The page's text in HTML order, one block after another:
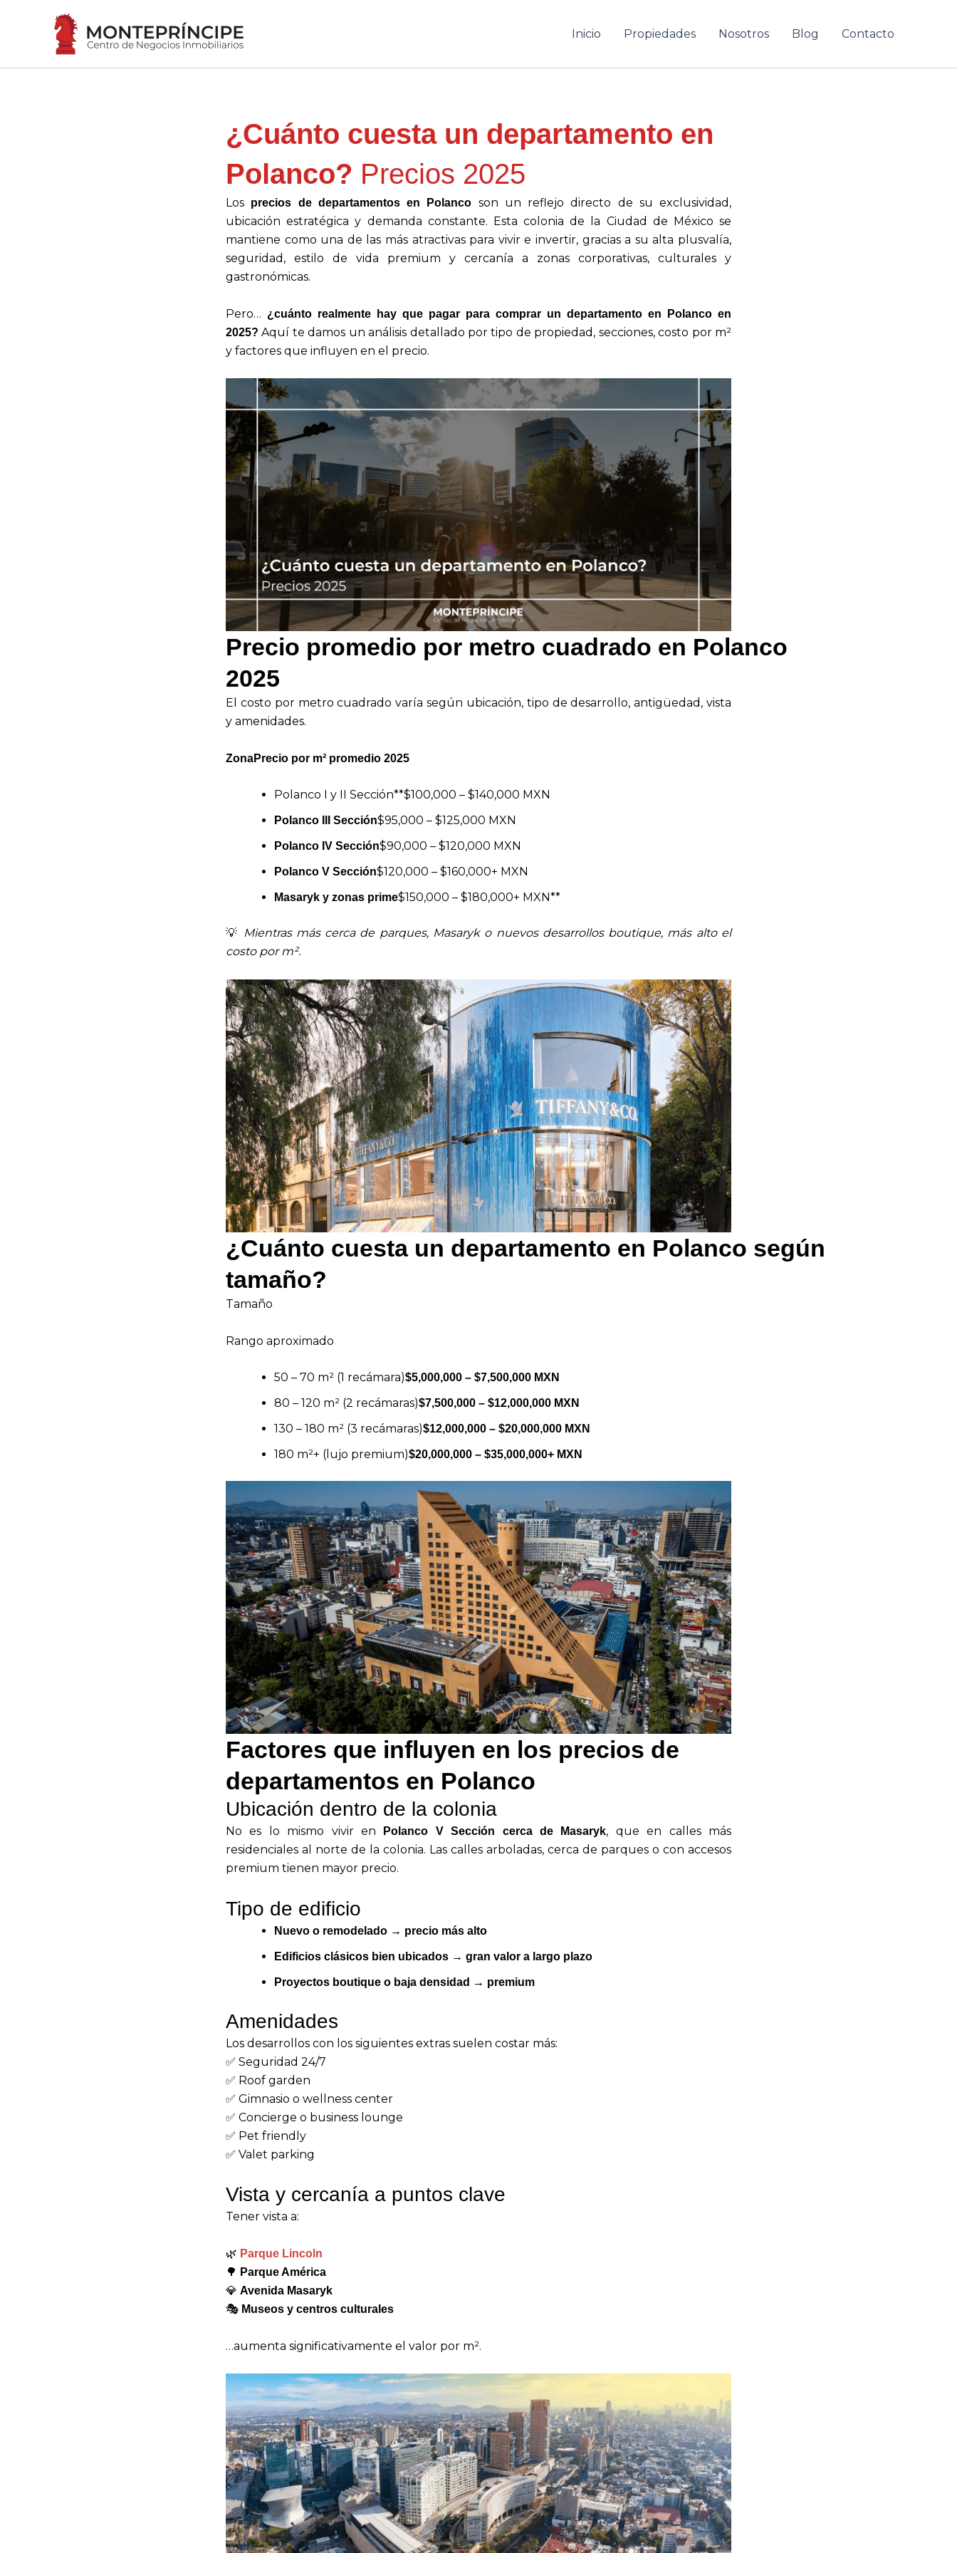
Inicio Propiedades Nosotros Blog Contacto
¿Cuánto cuesta un departamento en
Polanco? Precios 2025
Los precios de departamentos en Polanco son un reflejo directo de su exclusividad,
ubicación estratégica y demanda constante. Esta colonia de la Ciudad de México se
mantiene como una de las más atractivas para vivir e invertir, gracias a su alta plusvalía,
seguridad, estilo de vida premium y cercanía a zonas corporativas, culturales y
gastronómicas.
Pero… ¿cuánto realmente hay que pagar para comprar un departamento en Polanco en
2025? Aquí te damos un análisis detallado por tipo de propiedad, secciones, costo por m²
y factores que influyen en el precio.
Precio promedio por metro cuadrado en Polanco
2025
El costo por metro cuadrado varía según ubicación, tipo de desarrollo, antigüedad, vista
y amenidades.
ZonaPrecio por m² promedio 2025
Polanco I y II Sección**$100,000 – $140,000 MXN
Polanco III Sección$95,000 – $125,000 MXN
Polanco IV Sección$90,000 – $120,000 MXN
Polanco V Sección$120,000 – $160,000+ MXN
Masaryk y zonas prime$150,000 – $180,000+ MXN**
💡 Mientras más cerca de parques, Masaryk o nuevos desarrollos boutique, más alto el
costo por m².
¿Cuánto cuesta un departamento en Polanco según
tamaño?
Tamaño
Rango aproximado
50 – 70 m² (1 recámara)$5,000,000 – $7,500,000 MXN
80 – 120 m² (2 recámaras)$7,500,000 – $12,000,000 MXN
130 – 180 m² (3 recámaras)$12,000,000 – $20,000,000 MXN
180 m²+ (lujo premium)$20,000,000 – $35,000,000+ MXN
Factores que influyen en los precios de
departamentos en Polanco
Ubicación dentro de la colonia
No es lo mismo vivir en Polanco V Sección cerca de Masaryk, que en calles más
residenciales al norte de la colonia. Las calles arboladas, cerca de parques o con accesos
premium tienen mayor precio.
Tipo de edificio
Nuevo o remodelado → precio más alto
Edificios clásicos bien ubicados → gran valor a largo plazo
Proyectos boutique o baja densidad → premium
Amenidades
Los desarrollos con los siguientes extras suelen costar más:
✅ Seguridad 24/7
✅ Roof garden
✅ Gimnasio o wellness center
✅ Concierge o business lounge
✅ Pet friendly
✅ Valet parking
Vista y cercanía a puntos clave
Tener vista a:
🌿 Parque Lincoln
🌳 Parque América
💎 Avenida Masaryk
🎭 Museos y centros culturales
…aumenta significativamente el valor por m².